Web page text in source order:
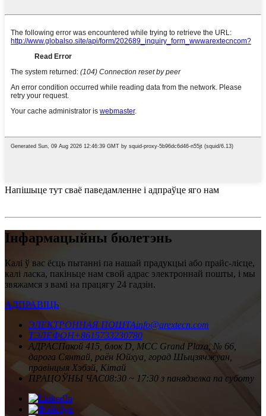
Напішыце тут сваё паведамленне і адпраўце яго нам
Інфармацыйны бюлетэнь
Калі ў вас ёсць пытанні па нашай прадукцыі або прайс-лісце,
калі ласка, пакіньце нам свой адрас электроннай пошты, і мы
звяжамся з вамі на працягу 24 гадзін.
АДПРАВІЦЬ
ЭЛЕКТРОННАЯ ПОШТАinfo@arextecn.com
ТЭЛЕФОН+8615733230780
АДРАСПакой 415, блок D, MCC Grand Plaza, № 66,
дарога Сянтай, раён Юйхуа, горад Шыцзячжуан,
правінцыя Хэбэй, Кітай
ПРАЦОЎНЫ ЧАС08:30 ~ 17:30 з панядзелка па суботу